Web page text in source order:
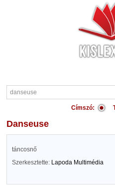
Címszó:
danseuse
táncosnő
Szerkesztette: Lapoda Multimédia